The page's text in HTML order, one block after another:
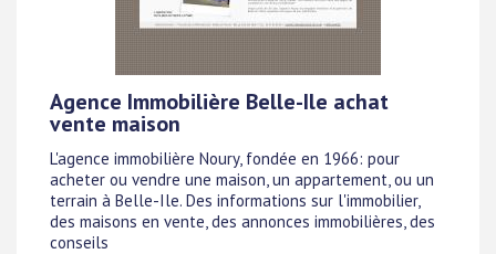
Agence Immobilière Belle-Ile achat
vente maison
L'agence immobilière Noury, fondée en 1966: pour
acheter ou vendre une maison, un appartement, ou un
terrain à Belle-Ile. Des informations sur l'immobilier,
des maisons en vente, des annonces immobilières, des
conseils